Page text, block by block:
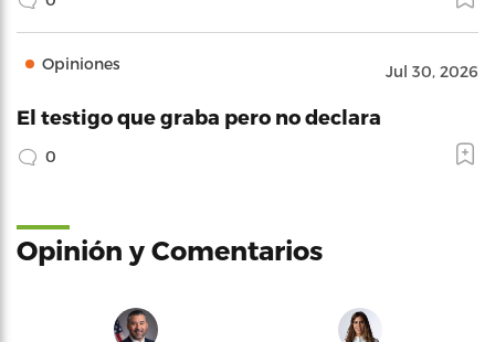
Opiniones Jul 30, 2026
El testigo que graba pero no declara
0
Opinión y Comentarios